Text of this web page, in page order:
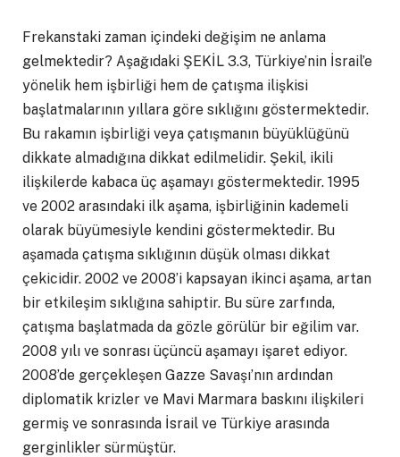
Frekanstaki zaman içindeki değişim ne anlama
gelmektedir? Aşağıdaki ŞEKİL 3.3, Türkiye’nin İsrail’e
yönelik hem işbirliği hem de çatışma ilişkisi
başlatmalarının yıllara göre sıklığını göstermektedir.
Bu rakamın işbirliği veya çatışmanın büyüklüğünü
dikkate almadığına dikkat edilmelidir. Şekil, ikili
ilişkilerde kabaca üç aşamayı göstermektedir. 1995
ve 2002 arasındaki ilk aşama, işbirliğinin kademeli
olarak büyümesiyle kendini göstermektedir. Bu
aşamada çatışma sıklığının düşük olması dikkat
çekicidir. 2002 ve 2008’i kapsayan ikinci aşama, artan
bir etkileşim sıklığına sahiptir. Bu süre zarfında,
çatışma başlatmada da gözle görülür bir eğilim var.
2008 yılı ve sonrası üçüncü aşamayı işaret ediyor.
2008’de gerçekleşen Gazze Savaşı’nın ardından
diplomatik krizler ve Mavi Marmara baskını ilişkileri
germiş ve sonrasında İsrail ve Türkiye arasında
gerginlikler sürmüştür.